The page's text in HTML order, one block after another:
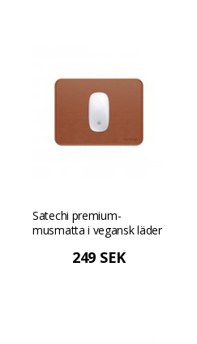
Satechi premium-
musmatta i vegansk läder
249 SEK